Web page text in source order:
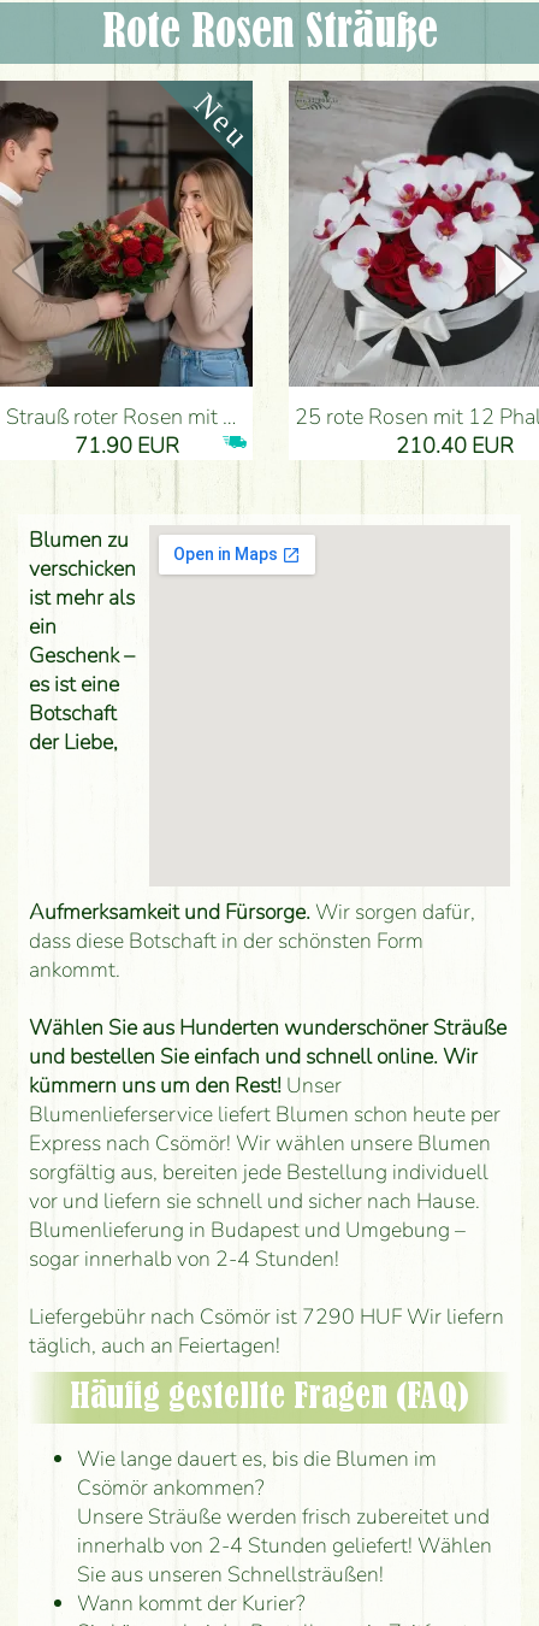
Rote Rosen Sträuße
Strauß roter Rosen mit Anthurium - Blumenlieferung Budapest
71.90 EUR
25 rote Rosen mit 12 Phalaenopsis-Orchideen, in einer Box -
210.40 EUR
Blumen zu
verschicken
ist mehr als
ein
Geschenk –
es ist eine
Botschaft
der Liebe,
Aufmerksamkeit und Fürsorge.Wir sorgen dafür,
dass diese Botschaft in der schönsten Form
ankommt.
Wählen Sie aus Hunderten wunderschöner Sträuße
und bestellen Sie einfach und schnell online. Wir
kümmern uns um den Rest!Unser
Blumenlieferservice liefert Blumen schon heute per
Express nach Csömör! Wir wählen unsere Blumen
sorgfältig aus, bereiten jede Bestellung individuell
vor und liefern sie schnell und sicher nach Hause.
Blumenlieferung in Budapest und Umgebung –
sogar innerhalb von 2-4 Stunden!
Liefergebühr nach Csömör ist 7290 HUF Wir liefern
täglich, auch an Feiertagen!
Häufig gestellte Fragen (FAQ)
Wie lange dauert es, bis die Blumen im
Csömör ankommen?
Unsere Sträuße werden frisch zubereitet und
innerhalb von 2-4 Stunden geliefert! Wählen
Sie aus unseren Schnellsträußen!
Wann kommt der Kurier?